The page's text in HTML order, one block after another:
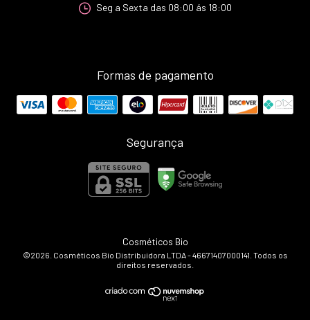
Seg a Sexta das 08:00 ás 18:00
Formas de pagamento
Segurança
Cosméticos Bio
©2026. Cosméticos Bio Distribuidora LTDA - 46671407000141. Todos os
direitos reservados.